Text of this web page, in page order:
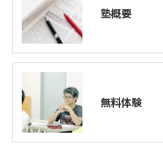
塾概要
無料体験